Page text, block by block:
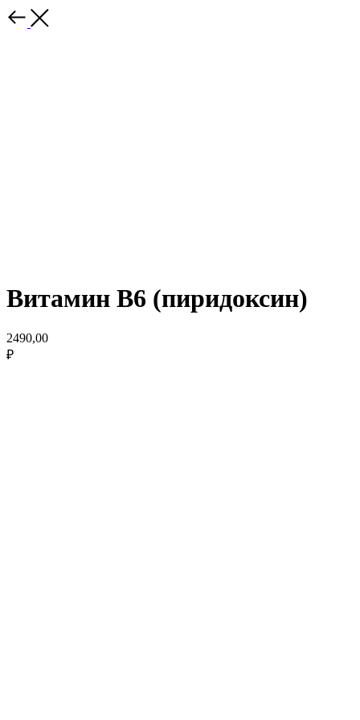
Витамин В6 (пиридоксин)
2490,00
₽